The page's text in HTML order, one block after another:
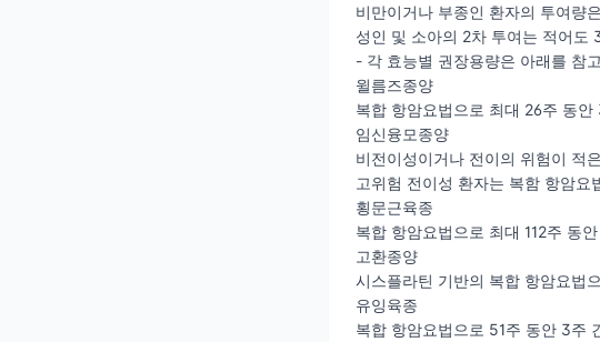
비만이거나 부종인 환자의 투여량
성인 및 소아의 2차 투여는 적어도
- 각 효능별 권장용량은 아래를 참
윌름즈종양
복합 항암요법으로 최대 26주 동
임신융모종양
비전이성이거나 전이의 위험이 적
고위험 전이성 환자는 복함 항암
횡문근육종
복합 항암요법으로 최대 112주 동
고환종양
시스플라틴 기반의 복합 항암요법
유잉육종
복합 항암요법으로 51주 동안 3주